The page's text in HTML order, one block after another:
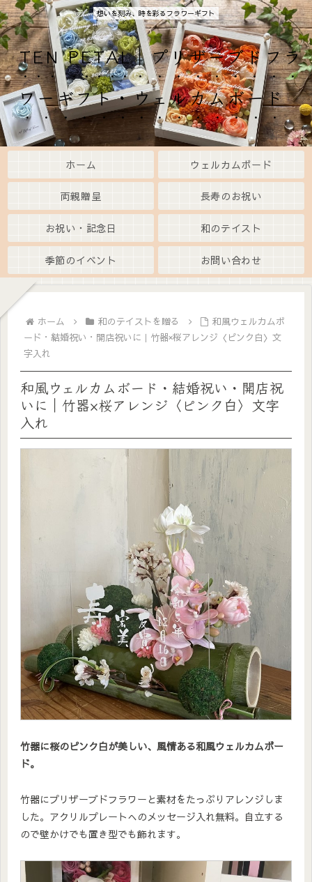
想いを刻み、時を彩るフラワーギフト
TEN PETAL｜プリザーブドフラ
ワーギフト・ウェルカムボード
ホーム ウェルカムボード
両親贈呈 長寿のお祝い
お祝い・記念日 和のテイスト
季節のイベント お問い合わせ
ホーム 和のテイストを贈る
和風ウェルカムボ
ード・結婚祝い・開店祝いに｜竹器×桜アレンジ〈ピンク白〉文
字入れ
和風ウェルカムボード・結婚祝い・開店祝
いに｜竹器×桜アレンジ〈ピンク白〉文字
入れ
竹器に桜のピンク白が美しい、風情ある和風ウェルカムボー
ド。
竹器にプリザーブドフラワーと素材をたっぷりアレンジしま
した。アクリルプレートへのメッセージ入れ無料。自立する
ので壁かけでも置き型でも飾れます。